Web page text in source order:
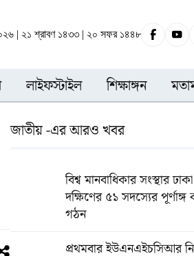
| ২১ শ্রাবণ ১৪৩৩ | ২০ সফর ১৪৪৮
লাইফস্টাইল শিক্ষাঙ্গন
জাতীয় -এর আরও খবর
বিশ্ব মানবাধিকার সংস্থার
দক্ষিণের ৫১ সদস্যের পূর্ণাঙ্গ
গঠন
প্রথমবার ইউএনএইচসিআর